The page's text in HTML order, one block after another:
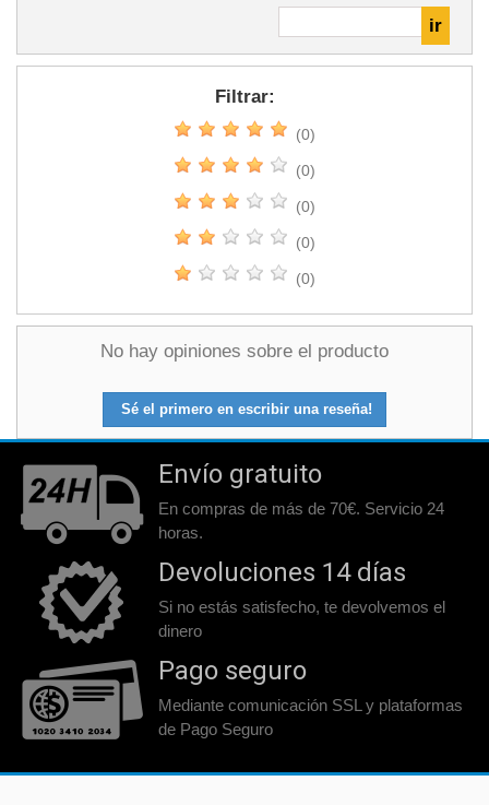
Filtrar:
(0)
(0)
(0)
(0)
(0)
No hay opiniones sobre el producto
Sé el primero en escribir una reseña!
Envío gratuito
En compras de más de 70€. Servicio 24
horas.
Devoluciones 14 días
Si no estás satisfecho, te devolvemos el
dinero
Pago seguro
Mediante comunicación SSL y plataformas
de Pago Seguro